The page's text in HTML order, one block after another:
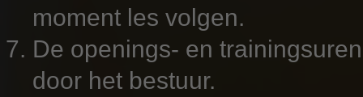
moment les volgen.
De openings- en
door het bestuur.